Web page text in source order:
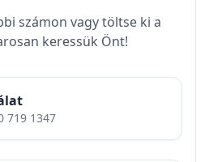
számon vagy töltse ki a
keressük Önt!
719 1347